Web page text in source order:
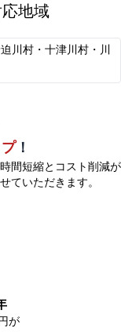
地域
川村・十津川村・川
！
間短縮とコスト削減が
ていただきます。
が